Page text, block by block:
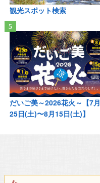
観光スポット検索
だいご美～2026花火～【7月
25日(土)〜8月15日(土)】